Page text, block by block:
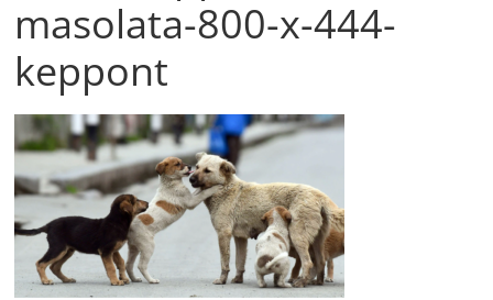
masolata-800-x-444-
keppont